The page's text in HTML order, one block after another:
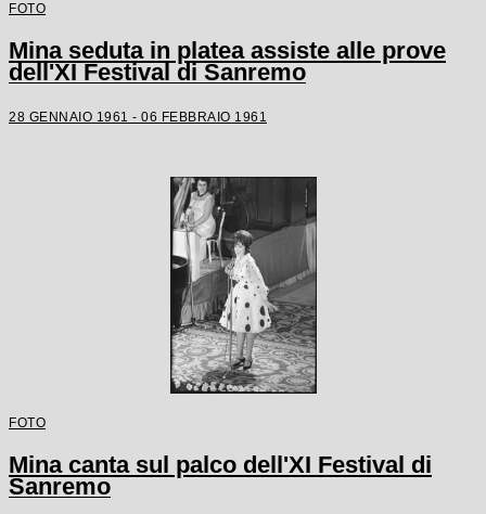
FOTO
Mina seduta in platea assiste alle prove
dell'XI Festival di Sanremo
28 GENNAIO 1961 - 06 FEBBRAIO 1961
FOTO
Mina canta sul palco dell'XI Festival di
Sanremo